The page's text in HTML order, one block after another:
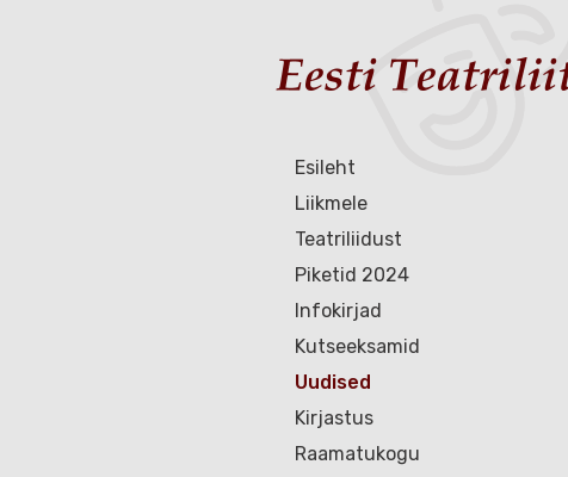
Esileht
Liikmele
Teatriliidust
Piketid 2024
Infokirjad
Kutseeksamid
Uudised
Kirjastus
Raamatukogu